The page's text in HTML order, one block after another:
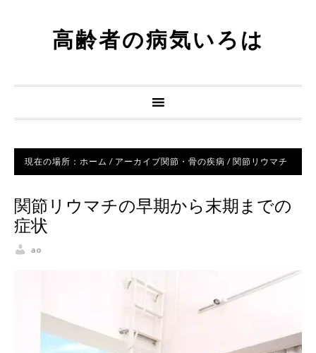
高齢者の病気いろは
現在の場所： ホーム / アーカイブ関節・骨の疾病 / 関節リウマチ
関節リウマチの早期から末期までの
症状
ao